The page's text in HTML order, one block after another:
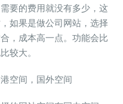
要的费用就没有多少，这
如果是做公司网站，选择
，成本高一点。功能会比
较大。
空间，国外空间